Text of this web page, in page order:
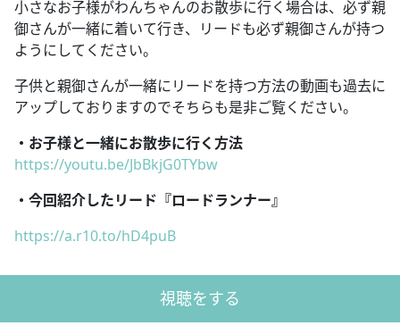
小さなお子様がわんちゃんのお散歩に行く場合は、必ず親
御さんが一緒に着いて行き、リードも必ず親御さんが持つ
ようにしてください。
子供と親御さんが一緒にリードを持つ方法の動画も過去に
アップしておりますのでそちらも是非ご覧ください。
・お子様と一緒にお散歩に行く方法
https://youtu.be/JbBkjG0TYbw
・今回紹介したリード『ロードランナー』
https://a.r10.to/hD4puB
視聴をする